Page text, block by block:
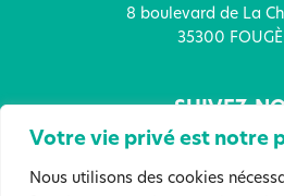
Votre vie privé est notre
Nous utilisons des cookies
8 boulevard de La
35300
SUIVEZ-